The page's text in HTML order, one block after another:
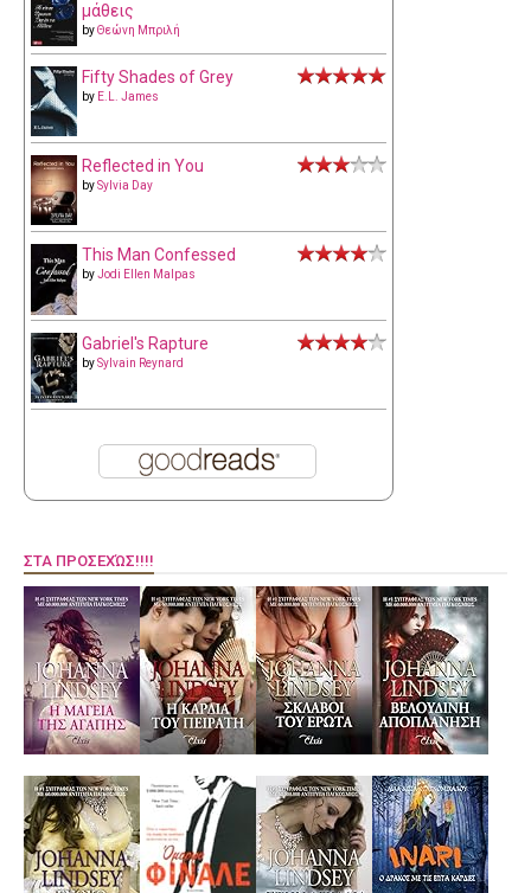
μάθεις
byΘεώνη Μπριλή
Fifty Shades of Grey
by E.L. James
Reflected in You
bySylvia Day
This Man Confessed
byJodi Ellen Malpas
Gabriel's Rapture
bySylvain Reynard
ΣΤΑ ΠΡΟΣΕΧΏΣ!!!!